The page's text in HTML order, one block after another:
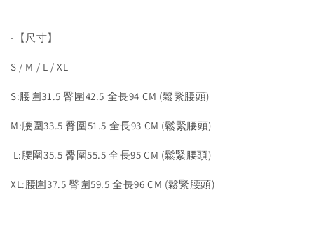
-【尺寸】
S / M / L / XL
S:腰圍31.5 臀圍42.5 全長94 CM (鬆緊腰頭)
M:腰圍33.5 臀圍51.5 全長93 CM (鬆緊腰頭)
L:腰圍35.5 臀圍55.5 全長95 CM (鬆緊腰頭)
XL:腰圍37.5 臀圍59.5 全長96 CM (鬆緊腰頭)